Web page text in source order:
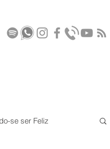
se ser Feliz